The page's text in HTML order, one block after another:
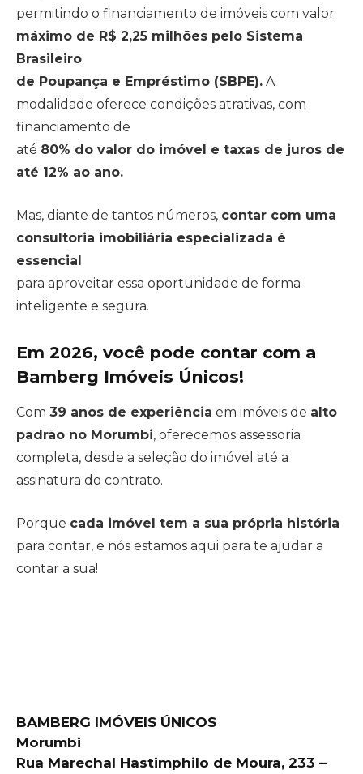
permitindo o financiamento de imóveis com valor
máximo de R$ 2,25 milhões pelo Sistema
Brasileiro
de Poupança e Empréstimo (SBPE). A
modalidade oferece condições atrativas, com
financiamento de
até 80% do valor do imóvel e taxas de juros de
até 12% ao ano.
Mas, diante de tantos números, contar com uma
consultoria imobiliária especializada é
essencial
para aproveitar essa oportunidade de forma
inteligente e segura.
Em 2026, você pode contar com a
Bamberg Imóveis Únicos!
Com 39 anos de experiência em imóveis de alto
padrão no Morumbi, oferecemos assessoria
completa, desde a seleção do imóvel até a
assinatura do contrato.
Porque cada imóvel tem a sua própria história
para contar, e nós estamos aqui para te ajudar a
contar a sua!
BAMBERG IMÓVEIS ÚNICOS
Morumbi
Rua Marechal Hastimphilo de Moura, 233 –